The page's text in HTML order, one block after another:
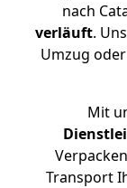
nach
verläuft.
Umzug
Mit
Transport